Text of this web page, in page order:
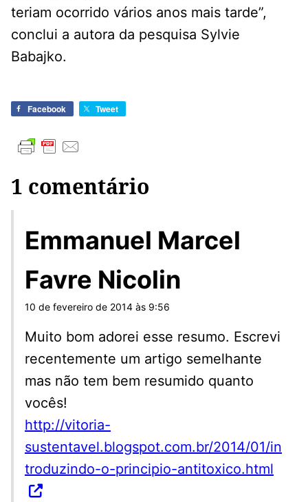
teriam ocorrido vários anos mais tarde”,
conclui a autora da pesquisa Sylvie
Babajko.
Facebook Tweet
1 comentário
Emmanuel Marcel
Favre Nicolin
10 de fevereiro de 2014 às 9:56
Muito bom adorei esse resumo. Escrevi
recentemente um artigo semelhante
mas não tem bem resumido quanto
vocês!
http://vitoria-
sustentavel.blogspot.com.br/2014/01/in
troduzindo-o-principio-antitoxico.html